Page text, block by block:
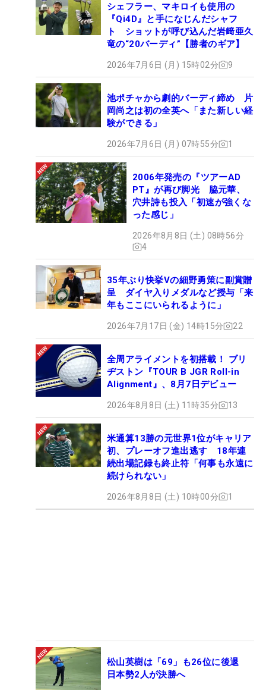
シェフラー、マキロイも使用の
『Qi4D』と手になじんだシャフ
ト ショットが呼び込んだ岩﨑亜久
竜の“20バーディ”【勝者のギア】
2026年7月6日 (月) 15時02分 9
池ポチャから劇的バーディ締め 片
岡尚之は初の全英へ「また新しい経
験ができる」
2026年7月6日 (月) 07時55分 1
2006年発売の『ツアーAD
PT』が再び脚光 脇元華、
穴井詩も投入「初速が強くな
った感じ」
2026年8月8日 (土) 08時56分
4
35年ぶり快挙Vの細野勇策に副賞贈
呈 ダイヤ入りメダルなど授与「来
年もここにいられるように」
2026年7月17日 (金) 14時15分 22
全周アライメントを初搭載！ ブリ
ヂストン『TOUR B JGR Roll-in
Alignment』、8月7日デビュー
2026年8月8日 (土) 11時35分 13
米通算13勝の元世界1位がキャリア
初、プレーオフ進出逃す 18年連
続出場記録も終止符「何事も永遠に
続けられない」
2026年8月8日 (土) 10時00分 1
松山英樹は「69」も26位に後退
日本勢2人が決勝へ